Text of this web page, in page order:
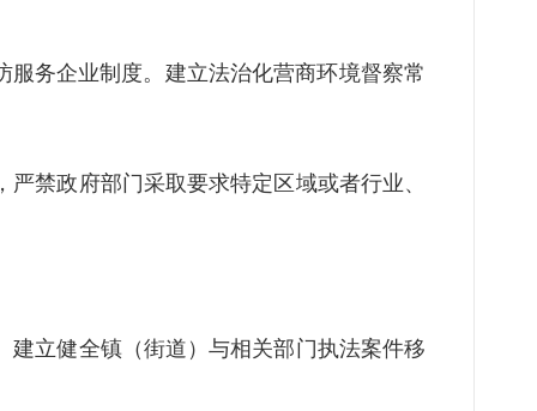
服务企业制度。建立法治化营商环境督察常
禁政府部门采取要求特定区域或者行业、
立健全镇（街道）与相关部门执法案件移